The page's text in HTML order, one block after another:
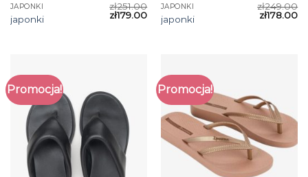
JAPONKI
japonki
zł251.00
zł179.00
JAPONKI
japonki
zł249.00
zł178.00
Promocja! Promocja!